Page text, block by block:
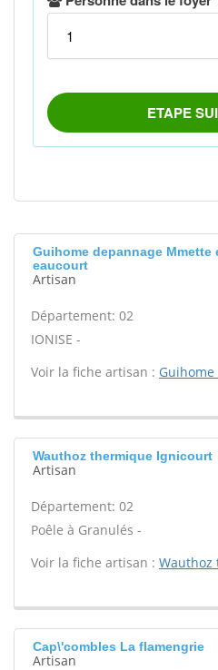
Guihome depannage Mmette
eaucourt
Artisan
Département: 02
IONISE -
Voir la fiche artisan :
Wauthoz thermique Ignicourt
Artisan
Département: 02
Poêle à Granulés -
Voir la fiche artisan : Wauthoz
Cap\'combles La flamengrie
Artisan